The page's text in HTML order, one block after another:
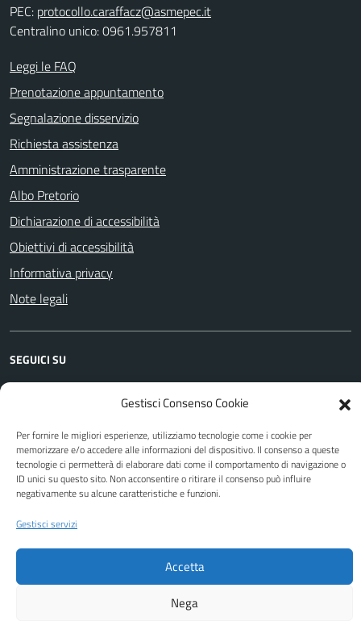
Gestisci Consenso Cookie
Per fornire le migliori esperienze, utilizziamo tecnologie come i cookie per
memorizzare e/o accedere alle informazioni del dispositivo. Il consenso a queste
tecnologie ci permetterà di elaborare dati come il comportamento di navigazione o
ID unici su questo sito. Non acconsentire o ritirare il consenso può influire
negativamente su alcune caratteristiche e funzioni.
Gestisci servizi
Accetta
Nega
PEC: protocollo.caraffacz@asmepec.it
Centralino unico: 0961.957811
Leggi le FAQ
Prenotazione appuntamento
Segnalazione disservizio
Richiesta assistenza
Amministrazione trasparente
Albo Pretorio
Dichiarazione di accessibilità
Obiettivi di accessibilità
Informativa privacy
Note legali
SEGUICI SU
Attuazione Misure PNRR
Piano di miglioramento del sito
Sito web a cura di Yes I Code